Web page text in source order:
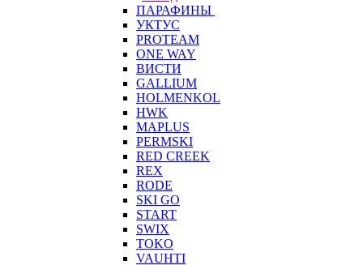
ПАРАФИНЫ
УКТУС
PROTEAM
ONE WAY
ВИСТИ
GALLIUM
HOLMENKOL
HWK
MAPLUS
PERMSKI
RED CREEK
REX
RODE
SKI GO
START
SWIX
TOKO
VAUHTI